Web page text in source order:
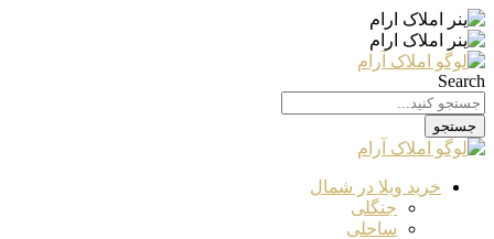
Search
جستجو
خرید ویلا در شمال
جنگلی
ساحلی